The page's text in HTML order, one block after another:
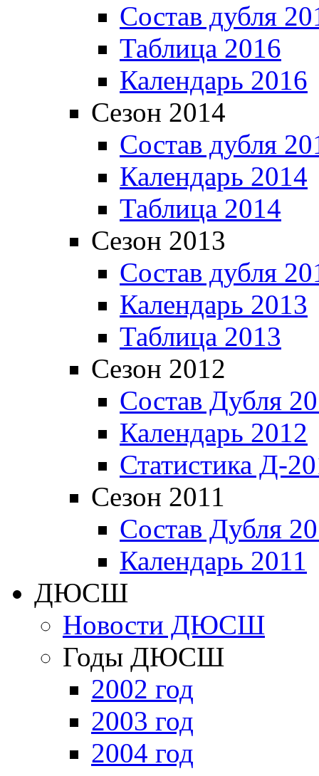
Состав дубля
Таблица 2016
Календарь 2016
Сезон 2014
Состав дубля
Календарь 2014
Таблица 2014
Сезон 2013
Состав дубля
Календарь 2013
Таблица 2013
Сезон 2012
Состав Дубля
Календарь 2012
Статистика Д-
Сезон 2011
Состав Дубля
Календарь 2011
ДЮСШ
Новости ДЮСШ
Годы ДЮСШ
2002 год
2003 год
2004 год